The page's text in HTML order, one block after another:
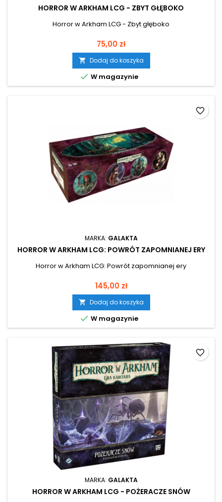
HORROR W ARKHAM LCG - ZBYT GŁĘBOKO
Horror w Arkham LCG - Zbyt głęboko
Cena
75,00 zł
 Dodaj do koszyka
 W magazynie
MARKA: GALAKTA
HORROR W ARKHAM LCG: POWRÓT ZAPOMNIANEJ ERY
Horror w Arkham LCG: Powrót zapomnianej ery
Cena
145,00 zł
 Dodaj do koszyka
 W magazynie
favorite_border
MARKA: GALAKTA
HORROR W ARKHAM LCG - POŻERACZE SNÓW
favorite_border